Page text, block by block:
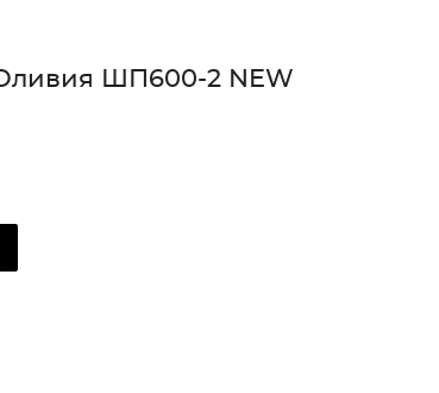
ШП600-2 NEW